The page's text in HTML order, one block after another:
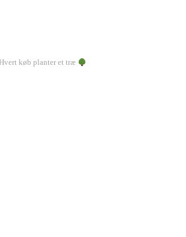
Hvert køb planter et træ